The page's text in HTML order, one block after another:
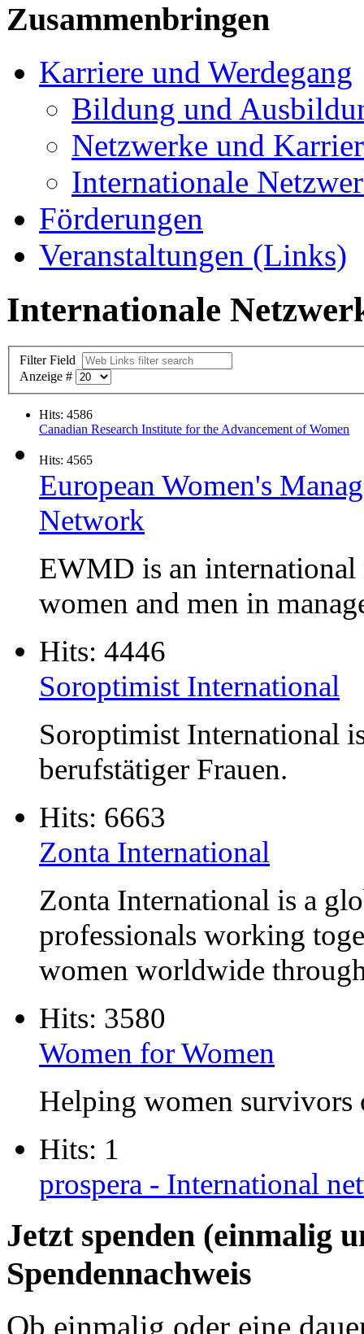
Zusammenbringen
Karriere und Werdegang
Bildung und
Netzwerke und
Internationale
Förderungen
Veranstaltungen (Links)
Internationale
Filter Field
Anzeige #
Hits: 4586
Canadian Research Institute for the Advancement of Women
Hits: 4565
European Women's
Network
EWMD is an
women and men in
Hits: 4446
Soroptimist International
Soroptimist International
berufstätiger Frauen.
Hits: 6663
Zonta International
Zonta International is a
professionals working
women worldwide
Hits: 3580
Women for Women
Helping women
Hits: 1
prospera - International
Jetzt spenden (einmalig
Spendennachweis
Ob einmalig oder eine